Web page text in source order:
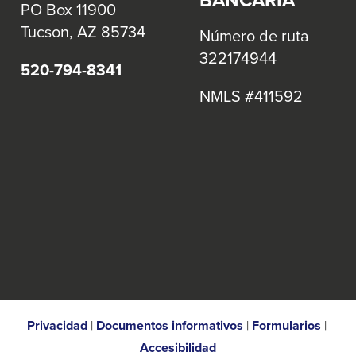
PO Box 11900
Tucson, AZ 85734
520-794-8341
Número de ruta
322174944
NMLS #411592
Privacidad| Documentos informativos | Formularios |
Accesibilidad